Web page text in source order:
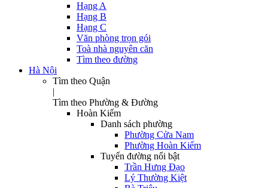
Hạng A
Hạng B
Hạng C
Văn phòng trọn gói
Toà nhà nguyên căn
Tìm theo đường
Hà Nội
Tìm theo Quận
|
Tìm theo Phường & Đường
Hoàn Kiếm
Danh sách phường
Phường Cửa Nam
Phường Hoàn Kiếm
Tuyến đường nổi bật
Trần Hưng Đạo
Lý Thường Kiệt